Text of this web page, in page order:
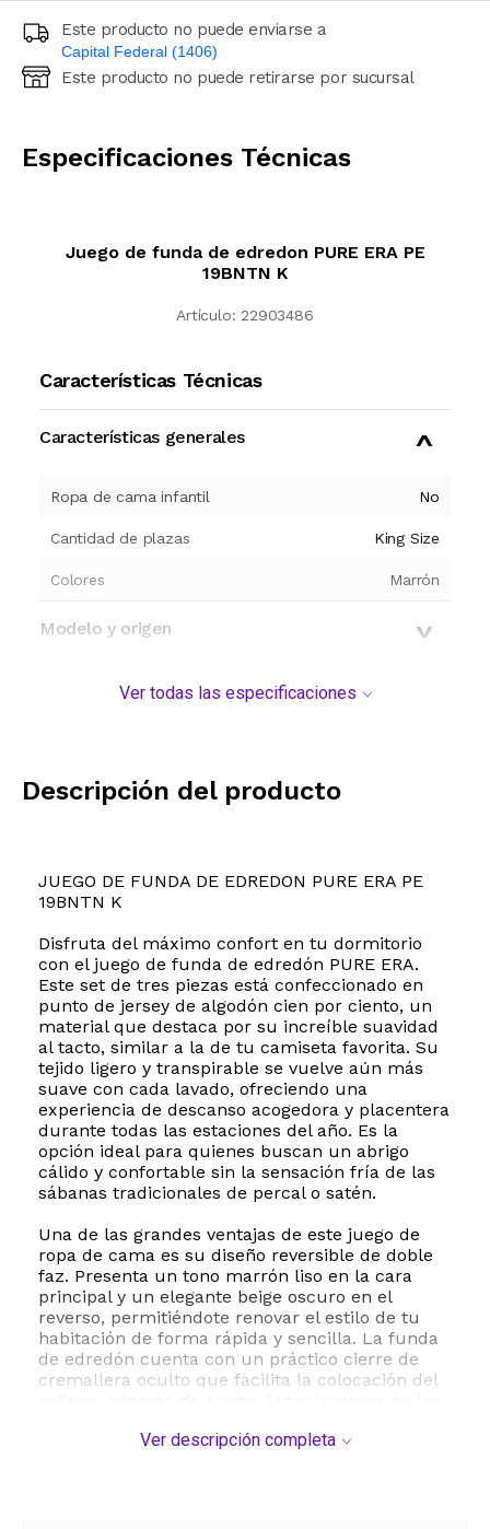
Este producto no puede enviarse a
Capital Federal (1406)
Ingresá código postal (sólo números)
Este producto no puede retirarse por sucursal
Especificaciones Técnicas
Juego de funda de edredon PURE ERA PE
19BNTN K
Artículo: 22903486
Características Técnicas
Características generales
Ropa de cama infantil No
Cantidad de plazas King Size
Colores Marrón
Modelo y origen
Ver todas las especificaciones
Descripción del producto
JUEGO DE FUNDA DE EDREDON PURE ERA PE
19BNTN K
Disfruta del máximo confort en tu dormitorio
con el juego de funda de edredón PURE ERA.
Este set de tres piezas está confeccionado en
punto de jersey de algodón cien por ciento, un
material que destaca por su increíble suavidad
al tacto, similar a la de tu camiseta favorita. Su
tejido ligero y transpirable se vuelve aún más
suave con cada lavado, ofreciendo una
experiencia de descanso acogedora y placentera
durante todas las estaciones del año. Es la
opción ideal para quienes buscan un abrigo
cálido y confortable sin la sensación fría de las
sábanas tradicionales de percal o satén.
Una de las grandes ventajas de este juego de
ropa de cama es su diseño reversible de doble
faz. Presenta un tono marrón liso en la cara
principal y un elegante beige oscuro en el
reverso, permitiéndote renovar el estilo de tu
habitación de forma rápida y sencilla. La funda
de edredón cuenta con un práctico cierre de
cremallera oculto que facilita la colocación del
su lugar sin que se desplace. Las fundas de
Ver descripción completa